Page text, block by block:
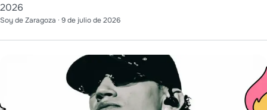
2026
Soy de Zaragoza · 9 de julio de 2026